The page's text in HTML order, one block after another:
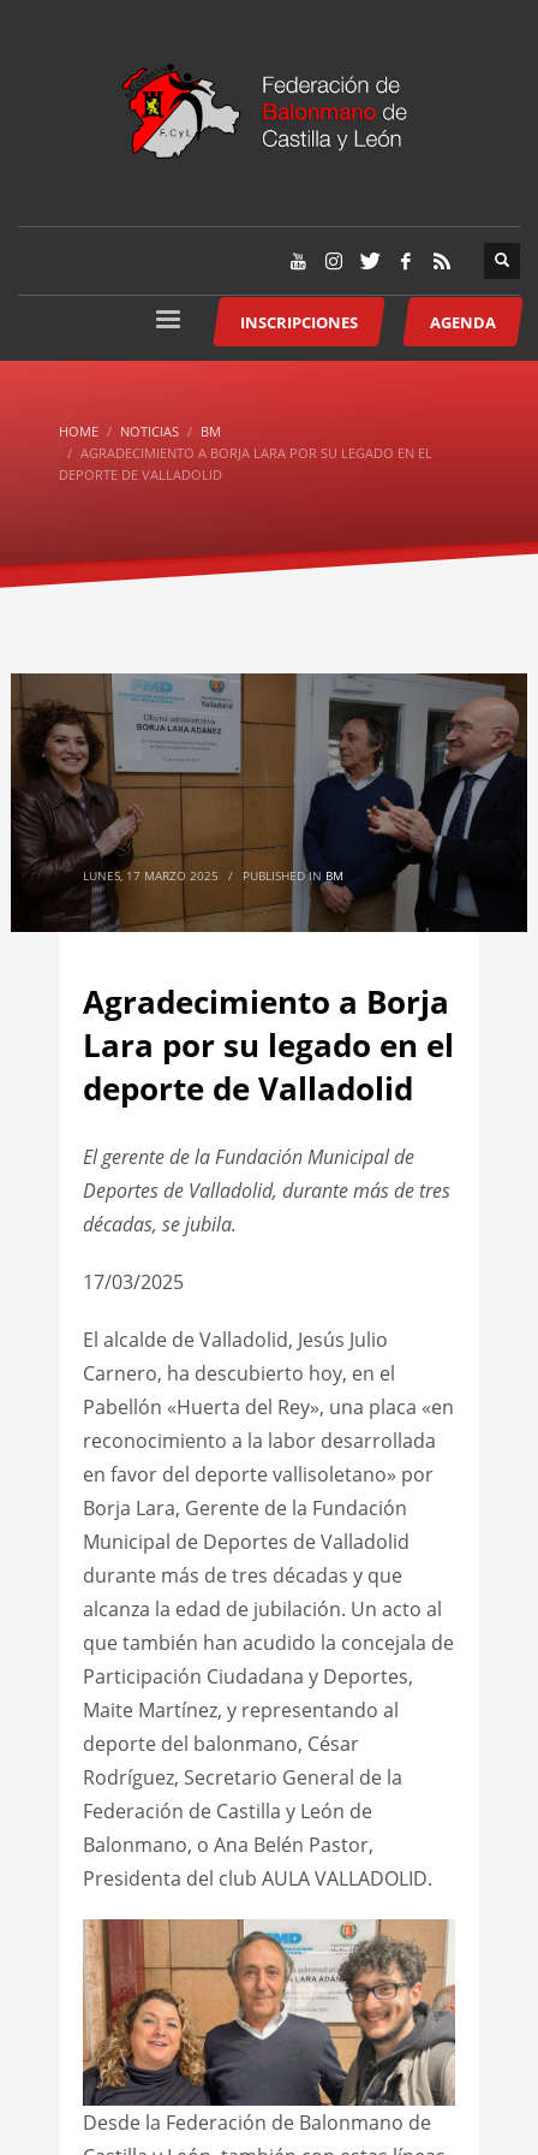
INSCRIPCIONES AGENDA
HOME NOTICIAS
BM
AGRADECIMIENTO A BORJA LARA POR SU LEGADO EN EL
DEPORTE DE VALLADOLID
LUNES, 17 MARZO 2025 / PUBLISHED IN BM
Agradecimiento a Borja
Lara por su legado en el
deporte de Valladolid
El gerente de la Fundación Municipal de
Deportes de Valladolid, durante más de tres
décadas, se jubila.
17/03/2025
El alcalde de Valladolid, Jesús Julio
Carnero, ha descubierto hoy, en el
Pabellón «Huerta del Rey», una placa «en
reconocimiento a la labor desarrollada
en favor del deporte vallisoletano» por
Borja Lara, Gerente de la Fundación
Municipal de Deportes de Valladolid
durante más de tres décadas y que
alcanza la edad de jubilación. Un acto al
que también han acudido la concejala de
Participación Ciudadana y Deportes,
Maite Martínez, y representando al
deporte del balonmano, César
Rodríguez, Secretario General de la
Federación de Castilla y León de
Balonmano, o Ana Belén Pastor,
Presidenta del club AULA VALLADOLID.
Desde la Federación de Balonmano de